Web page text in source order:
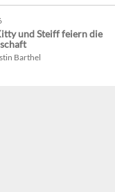
und Steiff feiern die
Barthel